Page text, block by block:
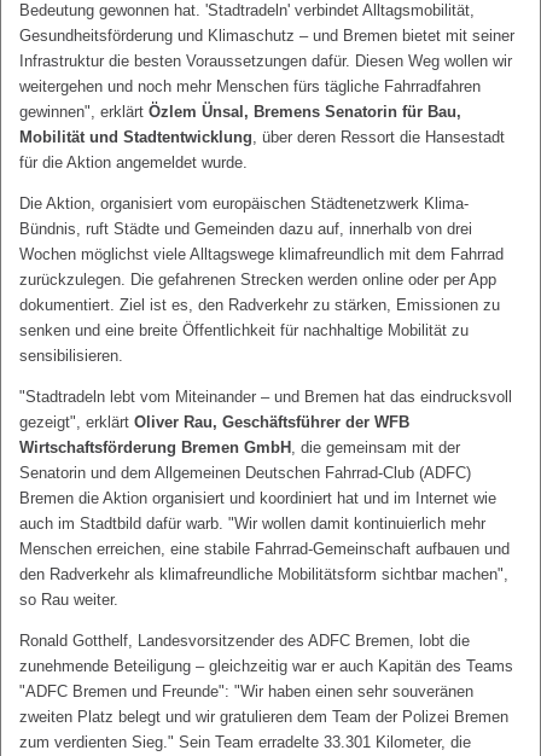
Bedeutung gewonnen hat. 'Stadtradeln' verbindet Alltagsmobilität,
Gesundheitsförderung und Klimaschutz – und Bremen bietet mit seiner
Infrastruktur die besten Voraussetzungen dafür. Diesen Weg wollen wir
weitergehen und noch mehr Menschen fürs tägliche Fahrradfahren
gewinnen", erklärt Özlem Ünsal, Bremens Senatorin für Bau,
Mobilität und Stadtentwicklung, über deren Ressort die Hansestadt
für die Aktion angemeldet wurde.
Die Aktion, organisiert vom europäischen Städtenetzwerk Klima-
Bündnis, ruft Städte und Gemeinden dazu auf, innerhalb von drei
Wochen möglichst viele Alltagswege klimafreundlich mit dem Fahrrad
zurückzulegen. Die gefahrenen Strecken werden online oder per App
dokumentiert. Ziel ist es, den Radverkehr zu stärken, Emissionen zu
senken und eine breite Öffentlichkeit für nachhaltige Mobilität zu
sensibilisieren.
"Stadtradeln lebt vom Miteinander – und Bremen hat das eindrucksvoll
gezeigt", erklärt Oliver Rau, Geschäftsführer der WFB
Wirtschaftsförderung Bremen GmbH , die gemeinsam mit der
Senatorin und dem Allgemeinen Deutschen Fahrrad-Club (ADFC)
Bremen die Aktion organisiert und koordiniert hat und im Internet wie
auch im Stadtbild dafür warb. "Wir wollen damit kontinuierlich mehr
Menschen erreichen, eine stabile Fahrrad-Gemeinschaft aufbauen und
den Radverkehr als klimafreundliche Mobilitätsform sichtbar machen",
so Rau weiter.
Ronald Gotthelf, Landesvorsitzender des ADFC Bremen, lobt die
zunehmende Beteiligung – gleichzeitig war er auch Kapitän des Teams
"ADFC Bremen und Freunde": "Wir haben einen sehr souveränen
zweiten Platz belegt und wir gratulieren dem Team der Polizei Bremen
zum verdienten Sieg." Sein Team erradelte 33.301 Kilometer, die